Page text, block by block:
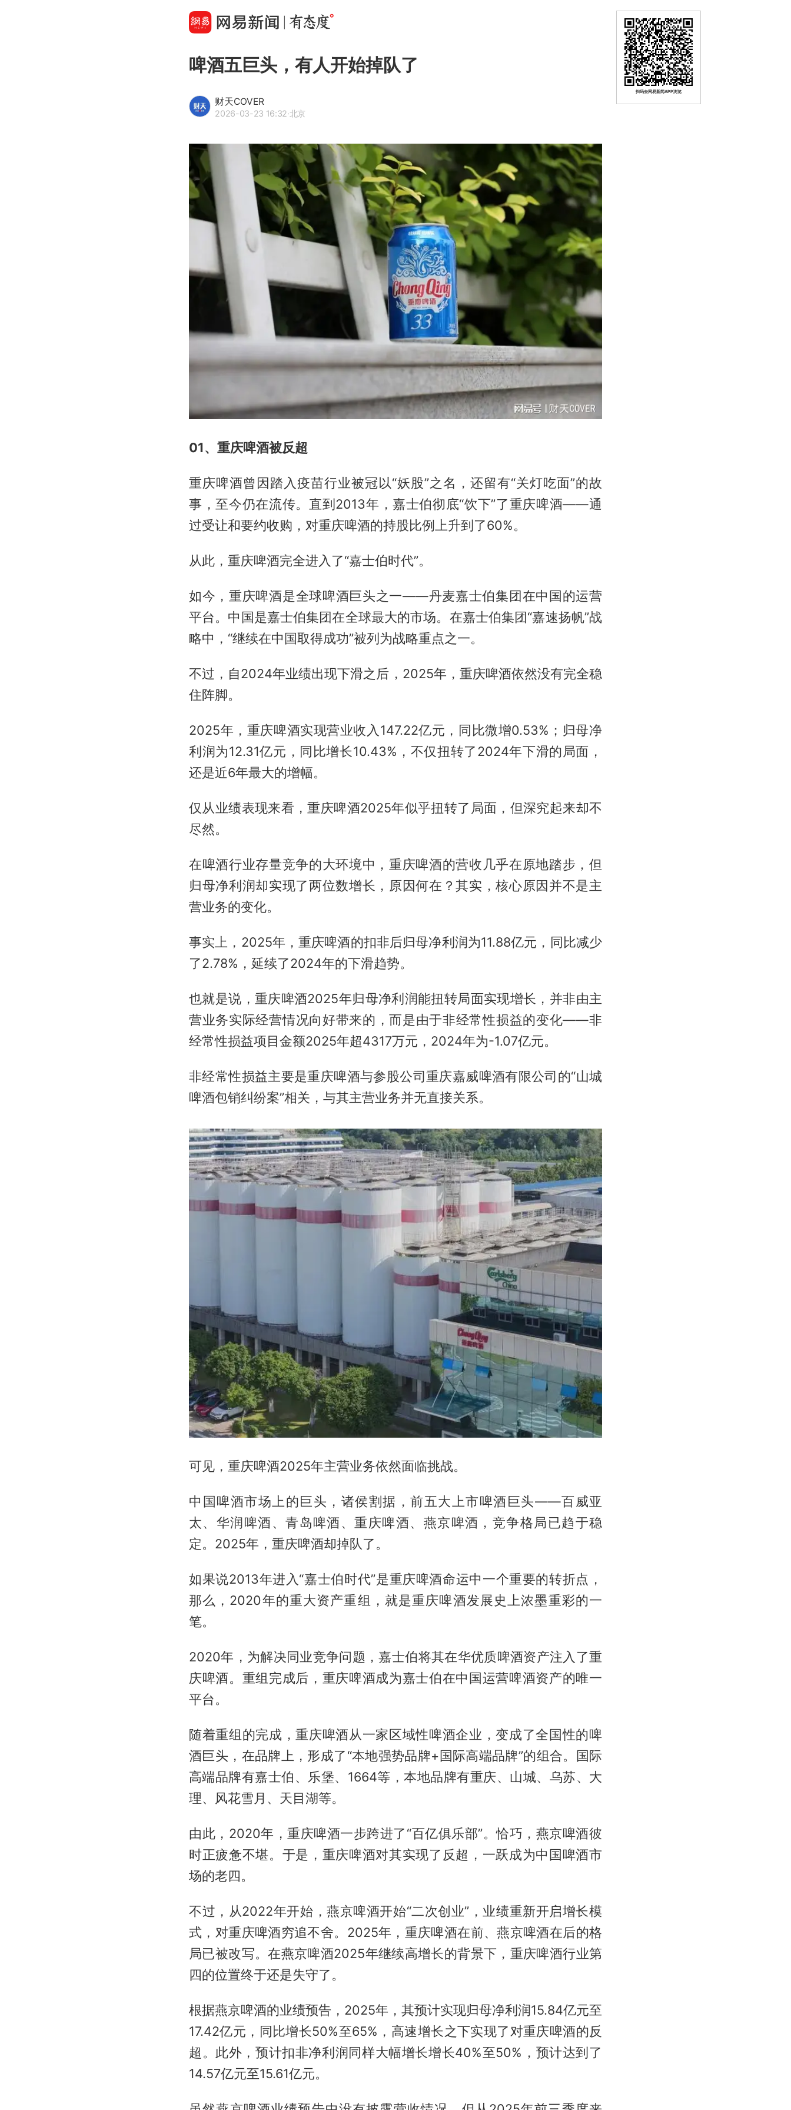
啤酒五巨头，有人开始掉队了
财天COVER
2026-03-23 16:32·北京
01、 重庆啤酒被反超
重庆啤酒曾因踏入疫苗行业被冠以“妖股”之名，还留有“关灯吃面”的故
事，至今仍在流传。直到2013年，嘉士伯彻底“饮下”了重庆啤酒——通
过受让和要约收购，对重庆啤酒的持股比例上升到了60%。
从此，重庆啤酒完全进入了“嘉士伯时代”。
如今，重庆啤酒是全球啤酒巨头之一——丹麦嘉士伯集团在中国的运营
平台。中国是嘉士伯集团在全球最大的市场。在嘉士伯集团“嘉速扬帆”战
略中，“继续在中国取得成功”被列为战略重点之一。
不过，自2024年业绩出现下滑之后，2025年，重庆啤酒依然没有完全稳
住阵脚。
2025年，重庆啤酒实现营业收入147.22亿元，同比微增0.53%；归母净
利润为12.31亿元，同比增长10.43%，不仅扭转了2024年下滑的局面，
还是近6年最大的增幅。
仅从业绩表现来看，重庆啤酒2025年似乎扭转了局面，但深究起来却不
尽然。
在啤酒行业存量竞争的大环境中，重庆啤酒的营收几乎在原地踏步，但
归母净利润却实现了两位数增长，原因何在？其实，核心原因并不是主
营业务的变化。
事实上，2025年，重庆啤酒的扣非后归母净利润为11.88亿元，同比减少
了2.78%，延续了2024年的下滑趋势。
也就是说，重庆啤酒2025年归母净利润能扭转局面实现增长，并非由主
营业务实际经营情况向好带来的，而是由于非经常性损益的变化——非
经常性损益项目金额2025年超4317万元，2024年为-1.07亿元。
非经常性损益主要是重庆啤酒与参股公司重庆嘉威啤酒有限公司的“山城
啤酒包销纠纷案”相关，与其主营业务并无直接关系。
可见，重庆啤酒2025年主营业务依然面临挑战。
中国啤酒市场上的巨头，诸侯割据，前五大上市啤酒巨头——百威亚
太、华润啤酒、青岛啤酒、重庆啤酒、燕京啤酒，竞争格局已趋于稳
定。2025年，重庆啤酒却掉队了。
如果说2013年进入“嘉士伯时代”是重庆啤酒命运中一个重要的转折点，
那么，2020年的重大资产重组，就是重庆啤酒发展史上浓墨重彩的一
笔。
2020年，为解决同业竞争问题，嘉士伯将其在华优质啤酒资产注入了重
庆啤酒。重组完成后，重庆啤酒成为嘉士伯在中国运营啤酒资产的唯一
平台。
随着重组的完成，重庆啤酒从一家区域性啤酒企业，变成了全国性的啤
酒巨头，在品牌上，形成了“本地强势品牌+国际高端品牌”的组合。国际
高端品牌有嘉士伯、乐堡、1664等，本地品牌有重庆、山城、乌苏、大
理、风花雪月、天目湖等。
由此，2020年，重庆啤酒一步跨进了“百亿俱乐部”。恰巧，燕京啤酒彼
时正疲惫不堪。于是，重庆啤酒对其实现了反超，一跃成为中国啤酒市
场的老四。
不过，从2022年开始，燕京啤酒开始“二次创业”，业绩重新开启增长模
式，对重庆啤酒穷追不舍。2025年，重庆啤酒在前、燕京啤酒在后的格
局已被改写。在燕京啤酒2025年继续高增长的背景下，重庆啤酒行业第
四的位置终于还是失守了。
根据燕京啤酒的业绩预告，2025年，其预计实现归母净利润15.84亿元至
17.42亿元，同比增长50%至65%，高速增长之下实现了对重庆啤酒的反
超。此外，预计扣非净利润同样大幅增长增长40%至50%，预计达到了
14.57亿元至15.61亿元。
扫码去网易新闻APP浏览